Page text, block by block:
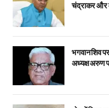
चंद्राकर
भगवान शिव
अध्यक्ष अरुण